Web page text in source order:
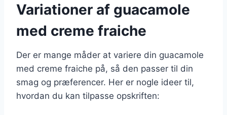
Variationer af guacamole
med creme fraiche
Der er mange måder at variere din guacamole
med creme fraiche på, så den passer til din
smag og præferencer. Her er nogle ideer til,
hvordan du kan tilpasse opskriften: